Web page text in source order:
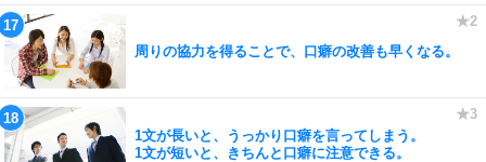
周りの協力を得ることで、口癖の改善も早くなる。
1文が長いと、うっかり口癖を言ってしまう。
1文が短いと、きちんと口癖に注意できる。